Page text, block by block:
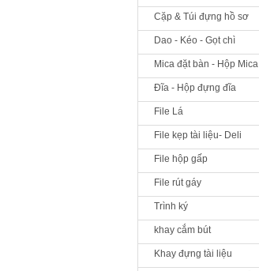
Cặp & Túi đựng hồ sơ
Dao - Kéo - Gọt chì
Mica đặt bàn - Hộp Mica
Đĩa - Hộp đựng đĩa
File Lá
File kẹp tài liệu- Deli
File hộp gấp
File rút gáy
Trình ký
khay cắm bút
Khay đựng tài liệu